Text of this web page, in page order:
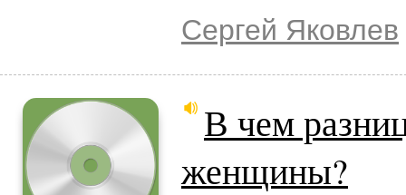
Сергей Яковлев
В чем
женщины?